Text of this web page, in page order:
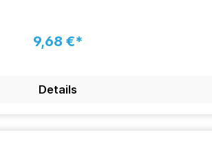
9,68 €*
Details